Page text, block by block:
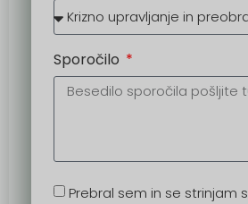
Sporočilo
Prebral sem in se strinjam s